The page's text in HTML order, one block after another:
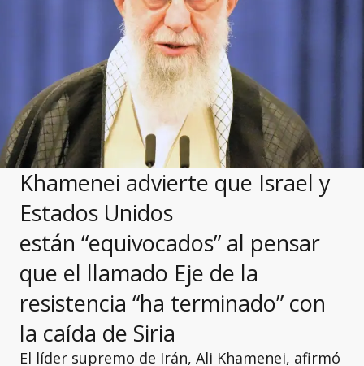
Khamenei advierte que Israel y
Estados Unidos
están “equivocados” al pensar
que el llamado Eje de la
resistencia “ha terminado” con
la caída de Siria
El líder supremo de Irán, Ali Khamenei, afirmó